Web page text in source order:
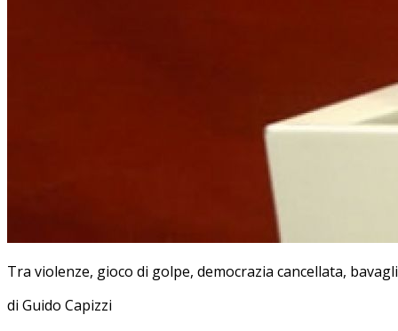
Tra violenze, gioco di golpe, democrazia cancellata,
di Guido Capizzi